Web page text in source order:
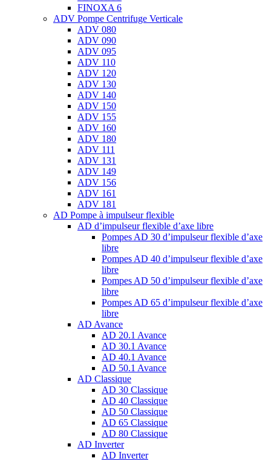
FINOXA 6
ADV Pompe Centrifuge Verticale
ADV 080
ADV 090
ADV 095
ADV 110
ADV 120
ADV 130
ADV 140
ADV 150
ADV 155
ADV 160
ADV 180
ADV 111
ADV 131
ADV 149
ADV 156
ADV 161
ADV 181
AD Pompe à impulseur flexible
AD d’impulseur flexible d’axe libre
Pompes AD 30 d’impulseur flexible d’axe
libre
Pompes AD 40 d’impulseur flexible d’axe
libre
Pompes AD 50 d’impulseur flexible d’axe
libre
Pompes AD 65 d’impulseur flexible d’axe
libre
AD Avance
AD 20.1 Avance
AD 30.1 Avance
AD 40.1 Avance
AD 50.1 Avance
AD Classique
AD 30 Classique
AD 40 Classique
AD 50 Classique
AD 65 Classique
AD 80 Classique
AD Inverter
AD Inverter